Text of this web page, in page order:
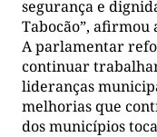
segurança e
Tabocão”, afirmou
A parlamentar
continuar
lideranças
melhorias que
dos municípios